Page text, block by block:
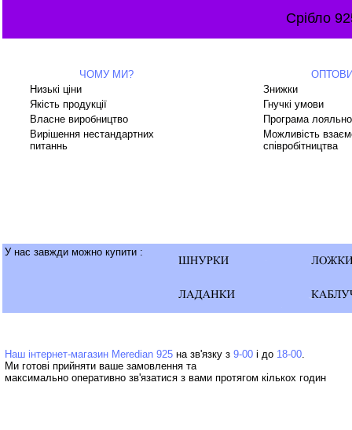
Срібло
ЧОМУ МИ?
Низькі ціни
Знижки
Якість продукції
Гнучкі умови
Власне виробництво
Програма
Вирішення нестандартних
питаннь
Можливість
співробітництва
У нас завжди можно купити :
Наш інтернет-магазин Meredian 925 на зв'язку з 9-00 і до 18-00
Ми готові прийняти ваше замовлення та
максимально оперативно зв'язатися з вами протягом кількох годин